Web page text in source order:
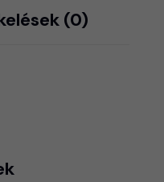
(0)